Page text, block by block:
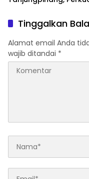
Pemanfaatan
Tinggalkan
Alamat email Anda
wajib ditandai *